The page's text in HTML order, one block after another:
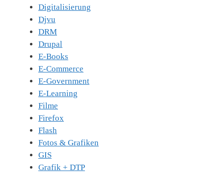
Digitalisierung
Djvu
DRM
Drupal
E-Books
E-Commerce
E-Government
E-Learning
Filme
Firefox
Flash
Fotos & Grafiken
GIS
Grafik + DTP